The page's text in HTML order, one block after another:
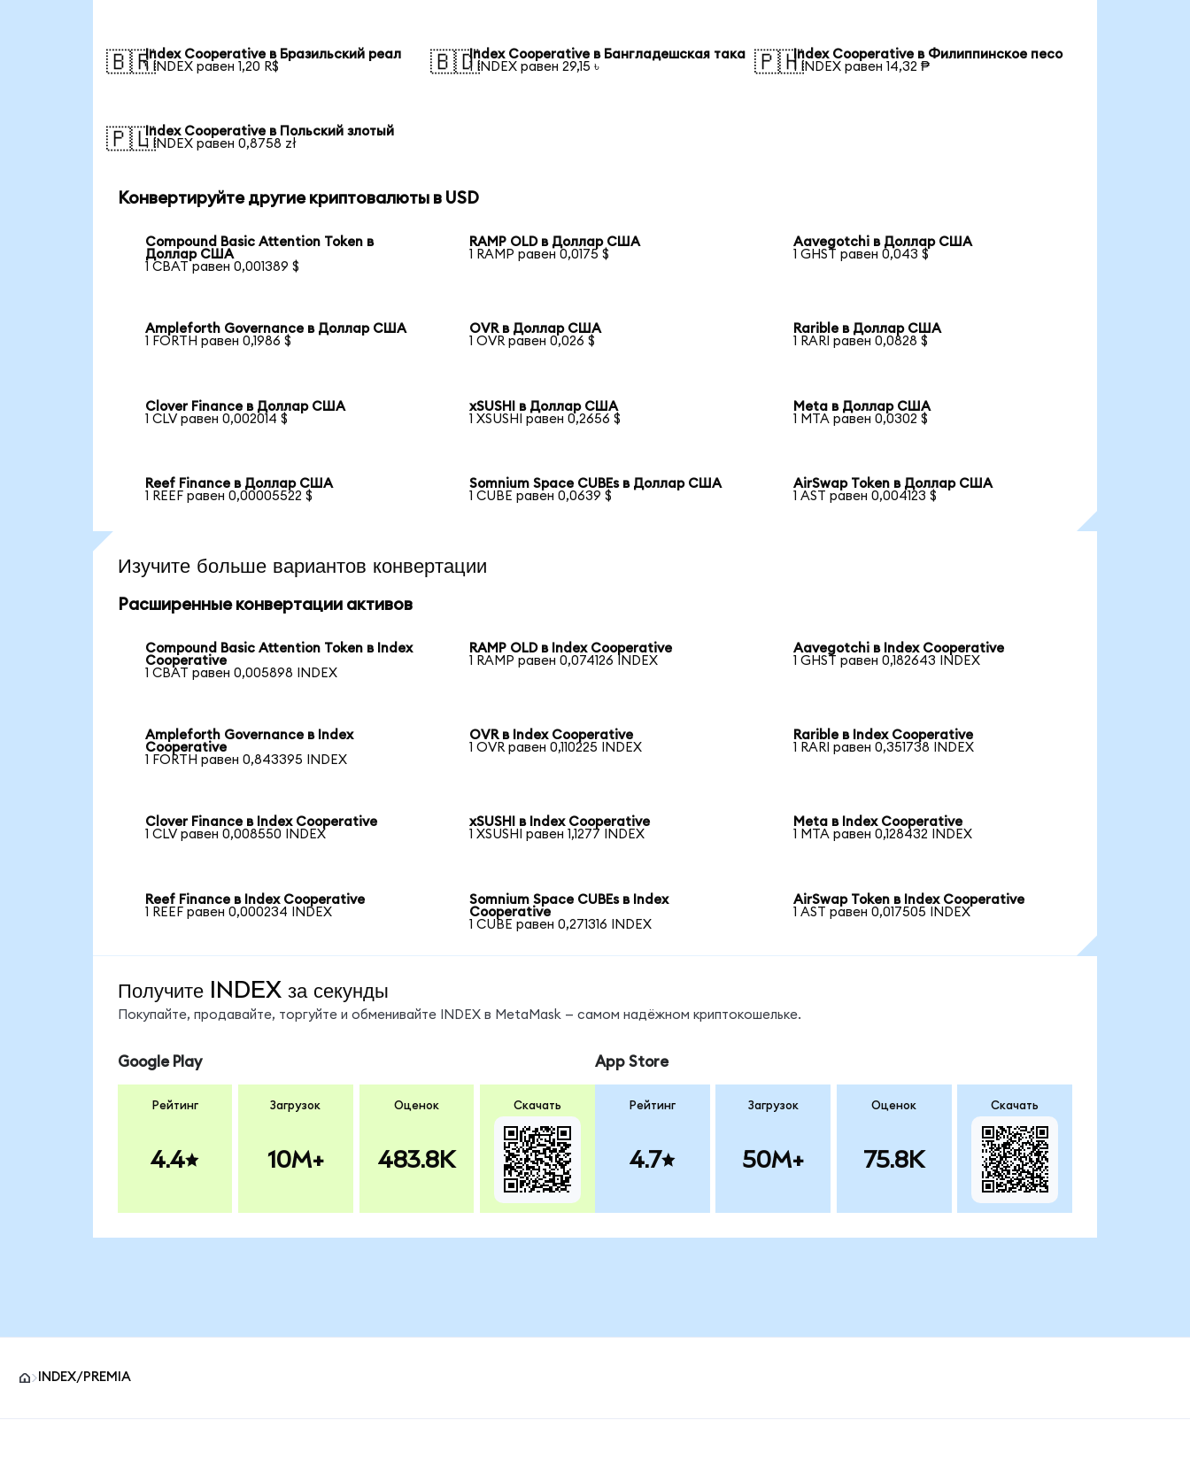
🇧🇷Index Cooperative в Бразильский реал
1 INDEX равен 1,20 R$
🇧🇩Index Cooperative в Бангладешская така
1 INDEX равен 29,15 ৳
🇵🇭Index Cooperative в Филиппинское песо
1 INDEX равен 14,32 ₱
🇵🇱Index Cooperative в Польский злотый
1 INDEX равен 0,8758 zł
Конвертируйте другие криптовалюты в USD
Compound Basic Attention Token в
Доллар США
1 CBAT равен 0,001389 $
RAMP OLD в Доллар США
1 RAMP равен 0,0175 $
Aavegotchi в Доллар США
1 GHST равен 0,043 $
Ampleforth Governance в Доллар США
1 FORTH равен 0,1986 $
OVR в Доллар США
1 OVR равен 0,026 $
Rarible в Доллар США
1 RARI равен 0,0828 $
Clover Finance в Доллар США
1 CLV равен 0,002014 $
xSUSHI в Доллар США
1 XSUSHI равен 0,2656 $
Meta в Доллар США
1 MTA равен 0,0302 $
Reef Finance в Доллар США
1 REEF равен 0,00005522 $
Somnium Space CUBEs в Доллар США
1 CUBE равен 0,0639 $
AirSwap Token в Доллар США
1 AST равен 0,004123 $
Изучите больше вариантов конвертации
Расширенные конвертации активов
Compound Basic Attention Token в Index
Cooperative
1 CBAT равен 0,005898 INDEX
RAMP OLD в Index Cooperative
1 RAMP равен 0,074126 INDEX
Aavegotchi в Index Cooperative
1 GHST равен 0,182643 INDEX
Ampleforth Governance в Index
Cooperative
1 FORTH равен 0,843395 INDEX
OVR в Index Cooperative
1 OVR равен 0,110225 INDEX
Rarible в Index Cooperative
1 RARI равен 0,351738 INDEX
Clover Finance в Index Cooperative
1 CLV равен 0,008550 INDEX
xSUSHI в Index Cooperative
1 XSUSHI равен 1,1277 INDEX
Meta в Index Cooperative
1 MTA равен 0,128432 INDEX
Reef Finance в Index Cooperative
1 REEF равен 0,000234 INDEX
Somnium Space CUBEs в Index
Cooperative
1 CUBE равен 0,271316 INDEX
AirSwap Token в Index Cooperative
1 AST равен 0,017505 INDEX
Получите INDEX за секунды
Покупайте, продавайте, торгуйте и обменивайте INDEX в MetaMask — самом надёжном криптокошельке.
Google Play
Рейтинг
4.4
Загрузок
10M+
Оценок
483.8K
Скачать
App Store
Рейтинг
4.7
Загрузок
50M+
Оценок
75.8K
Скачать
INDEX/PREMIA